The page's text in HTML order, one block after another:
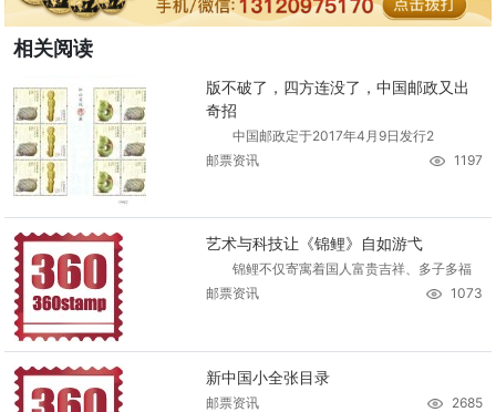
相关阅读
版不破了，四方连没了，中国邮政又出
奇招
中国邮政定于2017年4月9日发行2
邮票资讯
1197
艺术与科技让《锦鲤》自如游弋
锦鲤不仅寄寓着国人富贵吉祥、多子多福
邮票资讯
1073
新中国小全张目录
邮票资讯 2685